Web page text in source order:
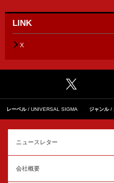
LINK
X
レーベル UNIVERSAL SIGMA ジャンル
ニュースレター
会社概要